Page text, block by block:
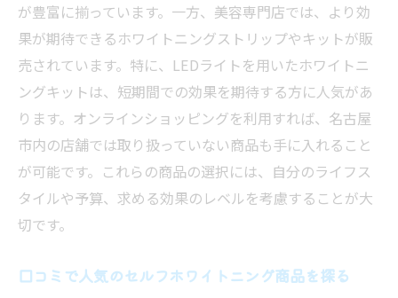
が豊富に揃っています。一方、美容専門店では、より効
果が期待できるホワイトニングストリップやキットが販
売されています。特に、LEDライトを用いたホワイトニ
ングキットは、短期間での効果を期待する方に人気があ
ります。オンラインショッピングを利用すれば、名古屋
市内の店舗では取り扱っていない商品も手に入れること
が可能です。これらの商品の選択には、自分のライフス
タイルや予算、求める効果のレベルを考慮することが大
切です。
口コミで人気のセルフホワイトニング商品を探る